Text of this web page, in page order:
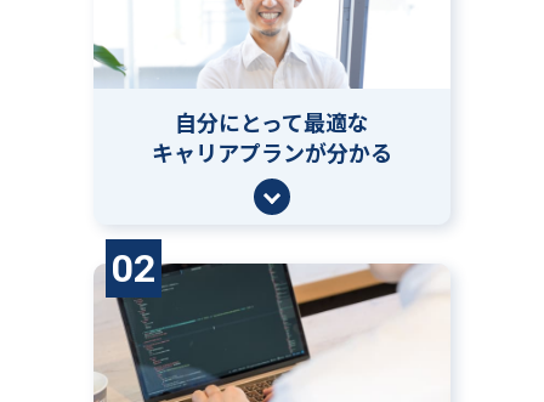
自分にとって最適な
キャリアプランが分かる
02